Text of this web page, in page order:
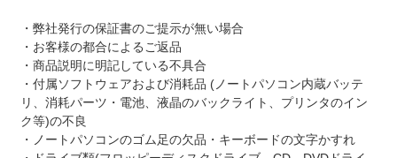
・弊社発行の保証書のご提示が無い場合
・お客様の都合によるご返品
・商品説明に明記している不具合
・付属ソフトウェアおよび消耗品 (ノートパソコン内蔵バッテ
リ、消耗パーツ・電池、液晶のバックライト、プリンタのイン
ク等)の不良
・ノートパソコンのゴム足の欠品・キーボードの文字かすれ